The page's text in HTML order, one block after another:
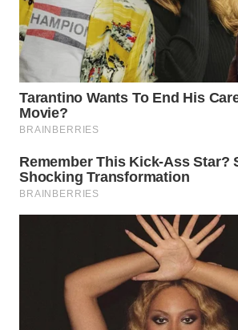
WN
WN
SURABAYA
WN
NATUNA
WN
MANDALIKA